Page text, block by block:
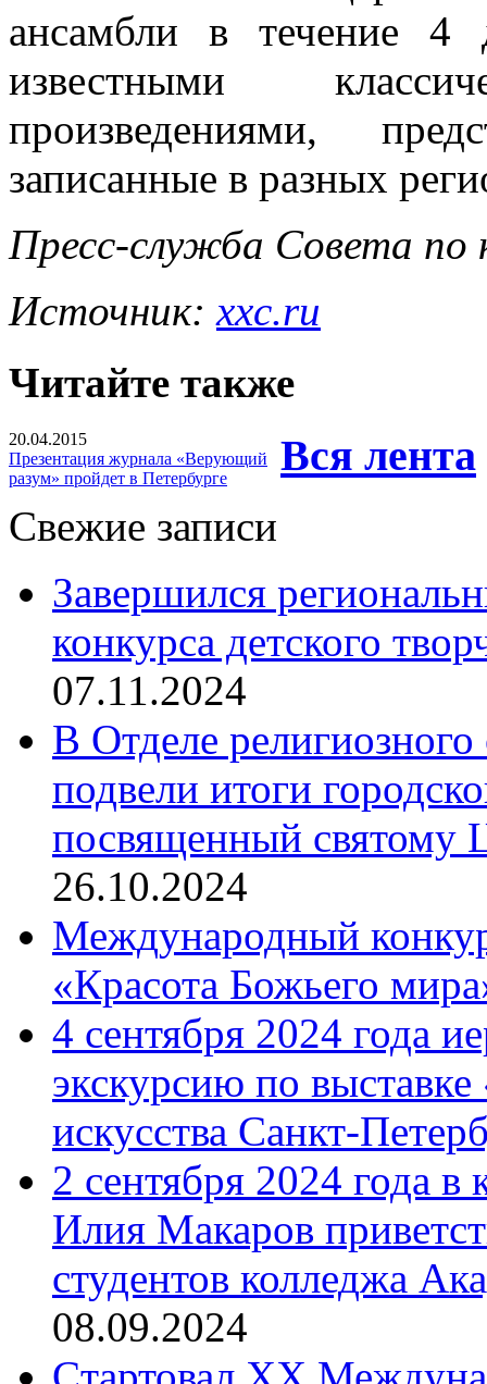
ансамбли в течение 4
известными
произведениями,
записанные в разных
Пресс-служба Совета по
Источник:xxc.ru
Читайте также
20.04.2015
Презентация журнала «Верующий
разум» пройдет в Петербурге
Вся лента
Свежие записи
Завершился
конкурса детского
07.11.2024
В Отделе религиозного
подвели итоги
посвященный святому
26.10.2024
Международный
«Красота Божьего
4 сентября 2024 года
экскурсию по
искусства Санкт-
2 сентября 2024 года
Илия Макаров
студентов колледжа
08.09.2024